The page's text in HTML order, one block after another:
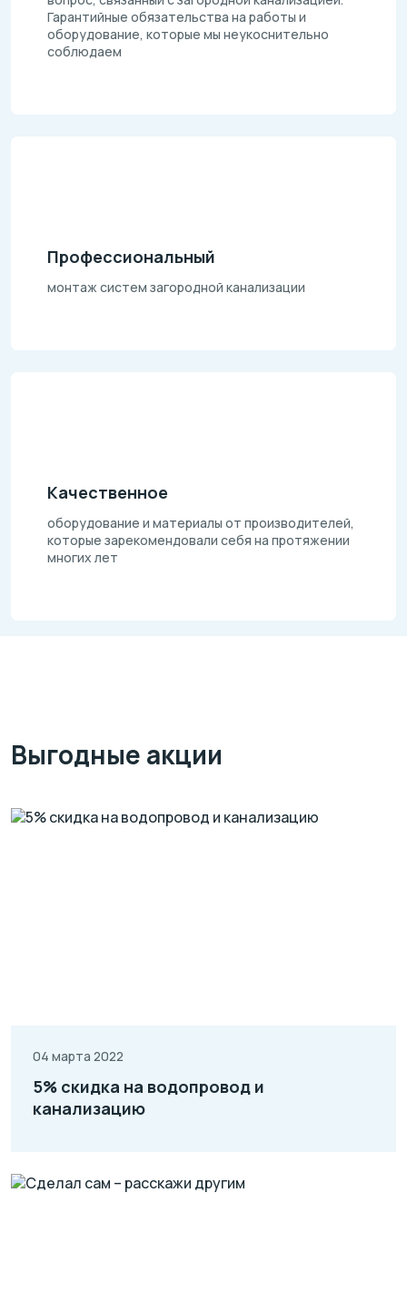
Гарантийные обязательства на работы и
оборудование, которые мы неукоснительно
соблюдаем
Профессиональный
монтаж систем загородной канализации
Качественное
оборудование и материалы от производителей,
которые зарекомендовали себя на протяжении
многих лет
Выгодные акции
04 марта 2022
5% скидка на водопровод и
канализацию